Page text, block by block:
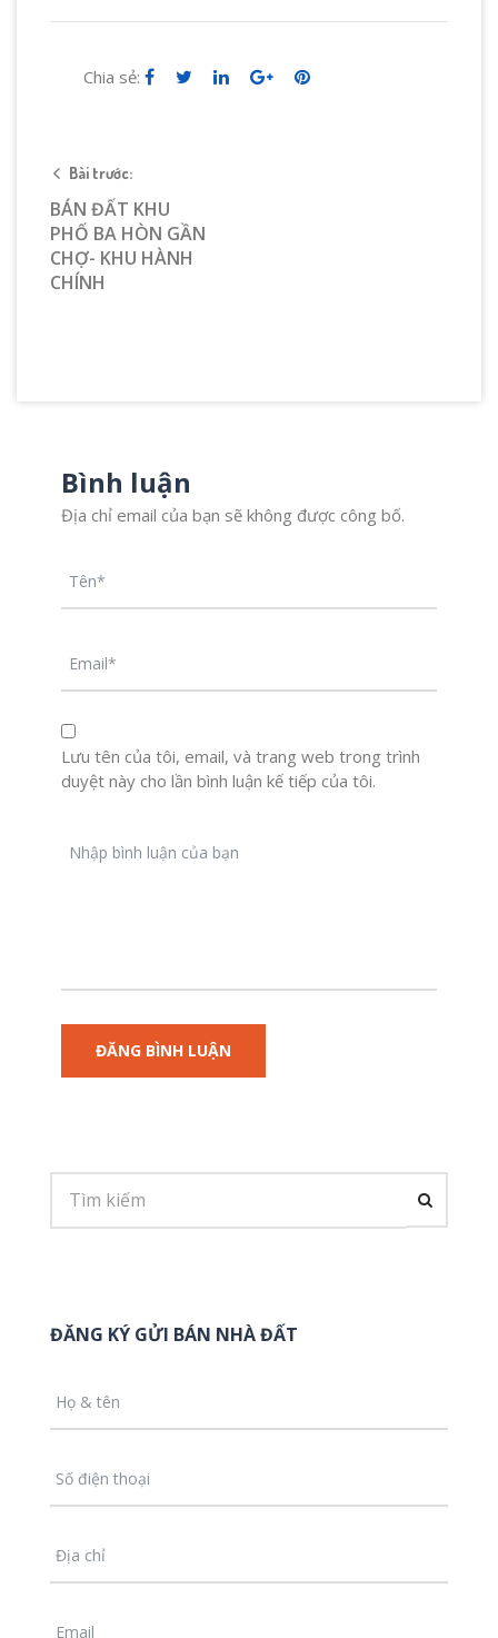
Chia sẻ:
Bài trước:
BÁN ĐẤT KHU
PHỐ BA HÒN GẦN
CHỢ- KHU HÀNH
CHÍNH
Bình luận
Địa chỉ email của bạn sẽ không được công bố.
Lưu tên của tôi, email, và trang web trong trình
duyệt này cho lần bình luận kế tiếp của tôi.
ĐĂNG KÝ GỬI BÁN NHÀ ĐẤT